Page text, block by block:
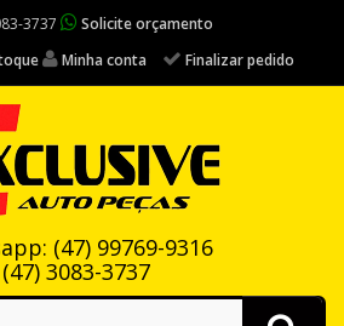
3737
Solicite orçamento
Minha conta Finalizar pedido
(47) 99769-9316
(47) 3083-3737